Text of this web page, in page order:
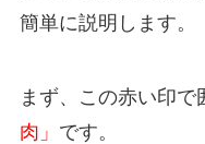
簡単に説明します。
まず、この赤い印で
肉」 です。